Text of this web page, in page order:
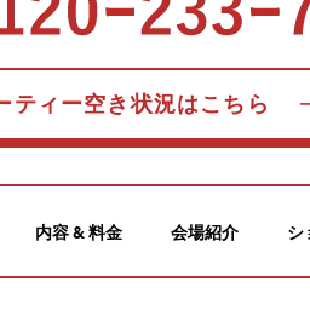
ティー空き状況はこちら
内容 & 料金 会場紹介 シ